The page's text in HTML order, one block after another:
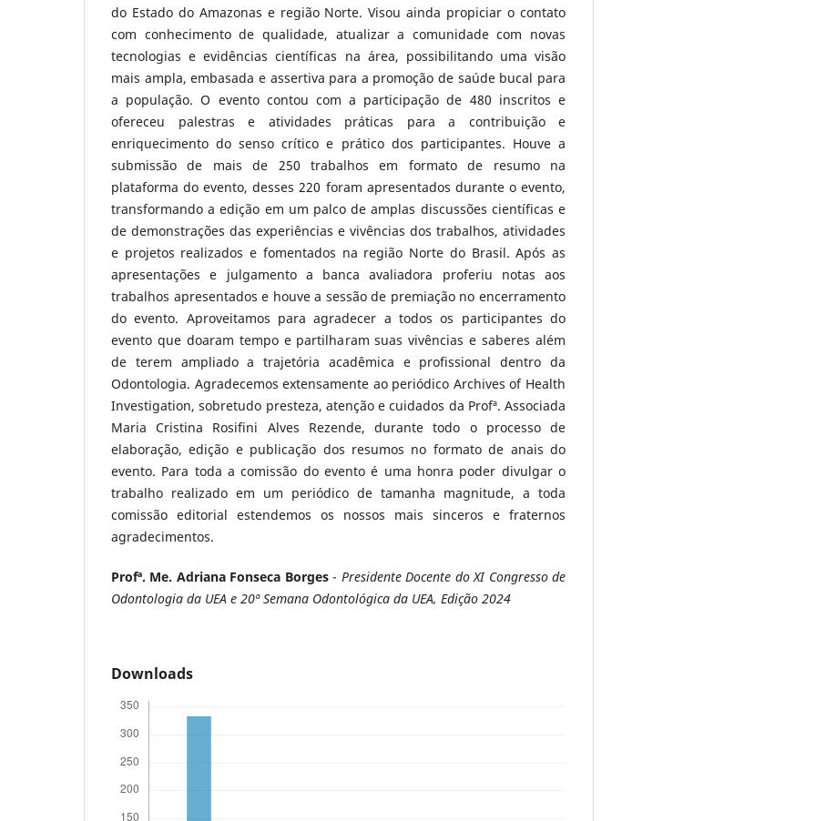
do Estado do Amazonas e região Norte. Visou ainda propiciar o contato
com conhecimento de qualidade, atualizar a comunidade com novas
tecnologias e evidências científicas na área, possibilitando uma visão
mais ampla, embasada e assertiva para a promoção de saúde bucal para
a população. O evento contou com a participação de 480 inscritos e
ofereceu palestras e atividades práticas para a contribuição e
enriquecimento do senso crítico e prático dos participantes. Houve a
submissão de mais de 250 trabalhos em formato de resumo na
plataforma do evento, desses 220 foram apresentados durante o evento,
transformando a edição em um palco de amplas discussões científicas e
de demonstrações das experiências e vivências dos trabalhos, atividades
e projetos realizados e fomentados na região Norte do Brasil. Após as
apresentações e julgamento a banca avaliadora proferiu notas aos
trabalhos apresentados e houve a sessão de premiação no encerramento
do evento. Aproveitamos para agradecer a todos os participantes do
evento que doaram tempo e partilharam suas vivências e saberes além
de terem ampliado a trajetória acadêmica e profissional dentro da
Odontologia. Agradecemos extensamente ao periódico Archives of Health
Investigation, sobretudo presteza, atenção e cuidados da Profª. Associada
Maria Cristina Rosifini Alves Rezende, durante todo o processo de
elaboração, edição e publicação dos resumos no formato de anais do
evento. Para toda a comissão do evento é uma honra poder divulgar o
trabalho realizado em um periódico de tamanha magnitude, a toda
comissão editorial estendemos os nossos mais sinceros e fraternos
agradecimentos.
Profª. Me. Adriana Fonseca Borges- Presidente Docente do XI Congresso de
Odontologia da UEA e 20ª Semana Odontológica da UEA, Edição 2024
Downloads